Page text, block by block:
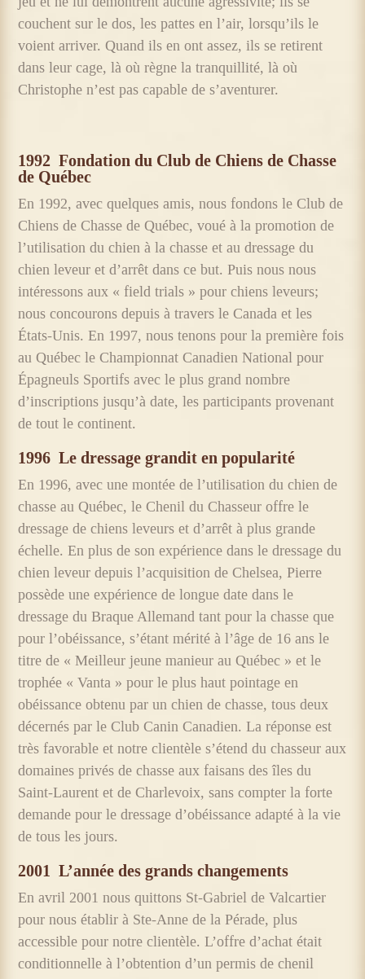
couchent sur le dos, les pattes en l’air, lorsqu’ils le
voient arriver. Quand ils en ont assez, ils se retirent
dans leur cage, là où règne la tranquillité, là où
Christophe n’est pas capable de s’aventurer.
1992 Fondation du Club de Chiens de Chasse
de Québec
En 1992, avec quelques amis, nous fondons le Club de
Chiens de Chasse de Québec, voué à la promotion de
l’utilisation du chien à la chasse et au dressage du
chien leveur et d’arrêt dans ce but. Puis nous nous
intéressons aux « field trials » pour chiens leveurs;
nous concourons depuis à travers le Canada et les
États-Unis. En 1997, nous tenons pour la première fois
au Québec le Championnat Canadien National pour
Épagneuls Sportifs avec le plus grand nombre
d’inscriptions jusqu’à date, les participants provenant
de tout le continent.
1996 Le dressage grandit en popularité
En 1996, avec une montée de l’utilisation du chien de
chasse au Québec, le Chenil du Chasseur offre le
dressage de chiens leveurs et d’arrêt à plus grande
échelle. En plus de son expérience dans le dressage du
chien leveur depuis l’acquisition de Chelsea, Pierre
possède une expérience de longue date dans le
dressage du Braque Allemand tant pour la chasse que
pour l’obéissance, s’étant mérité à l’âge de 16 ans le
titre de « Meilleur jeune manieur au Québec » et le
trophée « Vanta » pour le plus haut pointage en
obéissance obtenu par un chien de chasse, tous deux
décernés par le Club Canin Canadien. La réponse est
très favorable et notre clientèle s’étend du chasseur aux
domaines privés de chasse aux faisans des îles du
Saint-Laurent et de Charlevoix, sans compter la forte
demande pour le dressage d’obéissance adapté à la vie
de tous les jours.
2001 L’année des grands changements
En avril 2001 nous quittons St-Gabriel de Valcartier
pour nous établir à Ste-Anne de la Pérade, plus
accessible pour notre clientèle. L’offre d’achat était
conditionnelle à l’obtention d’un permis de chenil